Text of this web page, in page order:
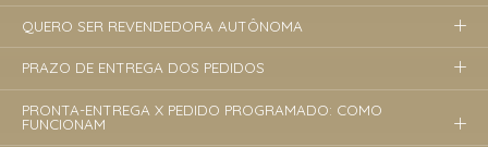
QUERO SER REVENDEDORA AUTÔNOMA
PRAZO DE ENTREGA DOS PEDIDOS
PRONTA-ENTREGA X PEDIDO PROGRAMADO: COMO
FUNCIONAM